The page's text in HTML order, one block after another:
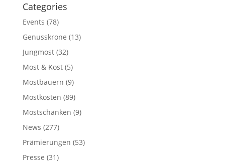
Categories
Events (78)
Genusskrone (13)
Jungmost(32)
Most & Kost(5)
Mostbauern (9)
Mostkosten (89)
Mostschänken (9)
News (277)
Prämierungen (53)
Presse (31)